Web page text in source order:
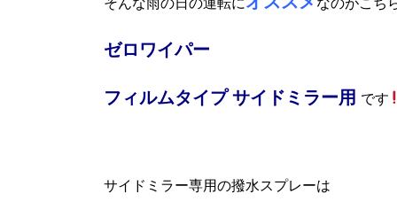
ゼロワイパー
フィルムタイプサイドミラー用 です
サイドミラー専用の撥水スプレーは